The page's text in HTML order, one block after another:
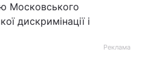
Московського
дискримінації і
Реклама